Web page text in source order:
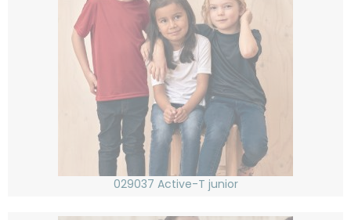
029037 Active-T junior